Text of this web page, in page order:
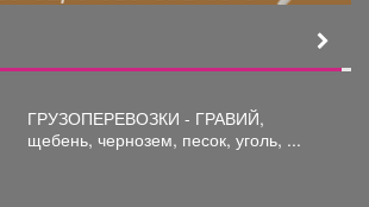
ГРУЗОПЕРЕВОЗКИ - ГРАВИЙ,
щебень, чернозем, песок, уголь, ...